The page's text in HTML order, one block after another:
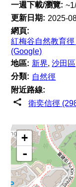
一週下載/瀏覽:
更新日期: 2025-
網頁:
紅梅谷自然教育
(Google)
地區: 新界,沙田區
分類: 自然徑
附近路線:
衛奕信徑
+
-